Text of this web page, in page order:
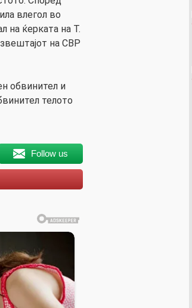
влегол во
на ќерката на Т.
на СВР
обвинител и
телото
Follow us